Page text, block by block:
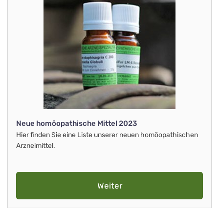
Neue homöopathische Mittel 2023
Hier finden Sie eine Liste unserer neuen homöopathischen
Arzneimittel.
Weiter